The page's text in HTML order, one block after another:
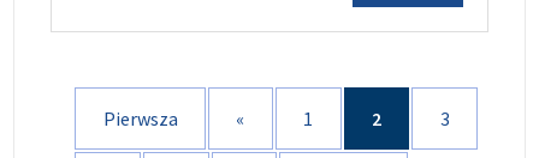
Pierwsza « 1 2 3